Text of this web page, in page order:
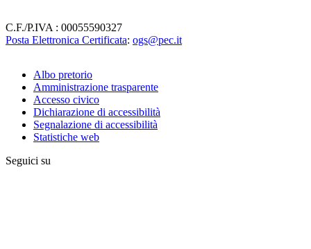
C.F./P.IVA : 00055590327
Posta Elettronica Certificata: ogs@pec.it
Institute
links
Albo pretorio
Amministrazione trasparente
Accesso civico
Dichiarazione di accessibilità
Segnalazione di accessibilità
Statistiche web
Seguici su